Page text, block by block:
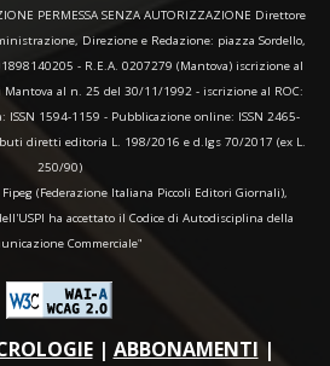
PERMESSA SENZA AUTORIZZAZIONE Direttore
Direzione e Redazione: piazza Sordello,
- R.E.A. 0207279 (Mantova) iscrizione al
al n. 25 del 30/11/1992 - iscrizione al ROC:
ISSN 1594-1159 - Pubblicazione online: ISSN 2465-
diretti editoria L. 198/2016 e d.lgs 70/2017 (ex L.
250/90)
(Federazione Italiana Piccoli Editori Giornali),
ha accettato il Codice di Autodisciplina della
Commerciale"
| ABBONAMENTI |